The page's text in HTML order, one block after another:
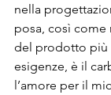
nella
posa, così come
del prodotto più
esigenze, è il
l’amore per il